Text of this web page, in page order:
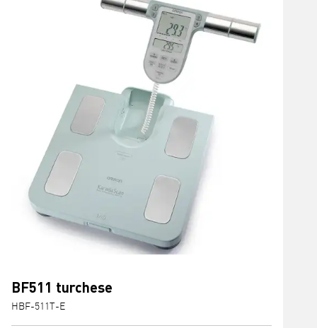
BF511 turchese
HBF-511T-E